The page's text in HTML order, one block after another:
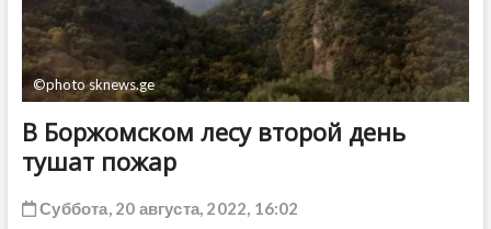
©photo sknews.ge
В Боржомском лесу второй день
тушат пожар
Суббота, 20 августа, 2022, 16:02